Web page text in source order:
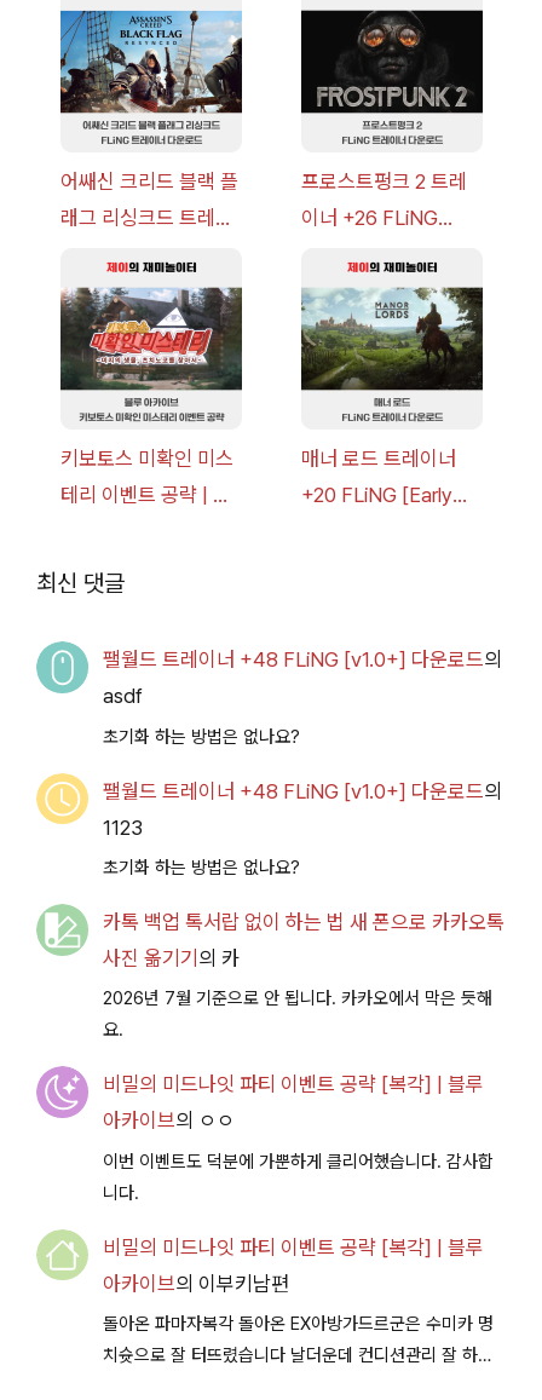
략 [복각] | 블루 아카
이브
v14.0+] 다운로드
어쌔신 크리드 블랙 플
래그 리싱크드 트레이
v1.0+] 다운로드
프로스트펑크 2 트레
이너 +26 FLiNG
드
키보토스 미확인 미스
테리 이벤트 공략 | 블
매너 로드 트레이너
+20 FLiNG [Early
최신 댓글
팰월드 트레이너 +48 FLiNG [v1.0+] 다운로드의
asdf
초기화 하는 방법은 없나요?
팰월드 트레이너 +48 FLiNG [v1.0+] 다운로드의
1123
초기화 하는 방법은 없나요?
카톡 백업 톡서랍 없이 하는 법 새 폰으로 카카오톡
사진 옮기기 의 카
2026년 7월 기준으로 안 됩니다. 카카오에서 막은 듯해
요.
비밀의 미드나잇 파티 이벤트 공략 [복각] | 블루
아카이브의 ㅇㅇ
이번 이벤트도 덕분에 가뿐하게 클리어했습니다. 감사합
니다.
비밀의 미드나잇 파티 이벤트 공략 [복각] | 블루
아카이브의 이부키남편
돌아온 파마자복각 돌아온 EX아방가드르군은 수미카 명
치슛으로 잘 터뜨렸습니다 날더운데 컨디션관리 잘 하시